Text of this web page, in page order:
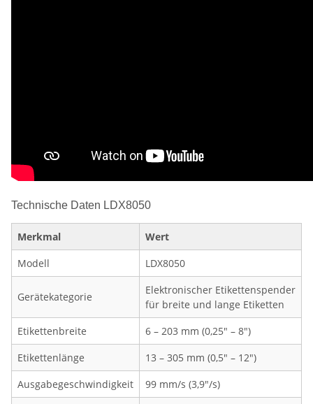
Technische Daten LDX8050
Merkmal
Wert
Modell
LDX8050
Gerätekategorie
Elektronischer Etikettenspender
für breite und lange Etiketten
Etikettenbreite
6 – 203 mm (0,25" – 8")
Etikettenlänge
13 – 305 mm (0,5" – 12")
Ausgabegeschwindigkeit
99 mm/s (3,9"/s)